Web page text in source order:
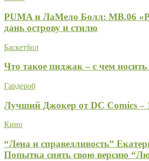
PUMA и ЛаМело Болл: MB.06
дань острову и стилю
Баскетбол
Что такое пиджак – с чем
Гардероб
Лучший Джокер от DC Comics –
Кино
“Лена и справедливость”
Попытка снять свою версию